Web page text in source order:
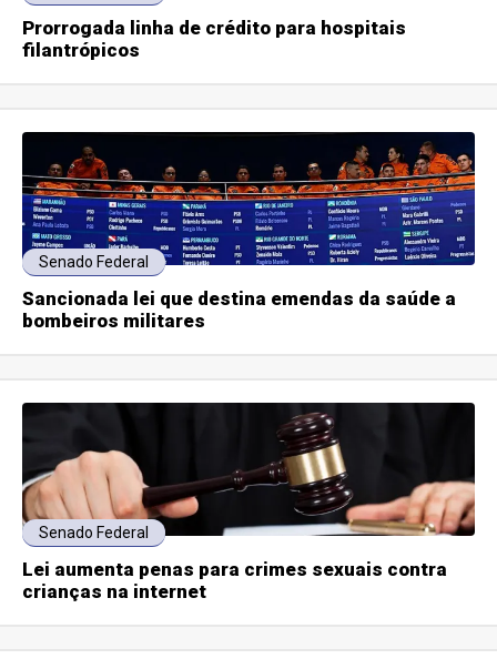
Prorrogada linha de crédito para hospitais
filantrópicos
Senado Federal
Sancionada lei que destina emendas da saúde a
bombeiros militares
Senado Federal
Lei aumenta penas para crimes sexuais contra
crianças na internet